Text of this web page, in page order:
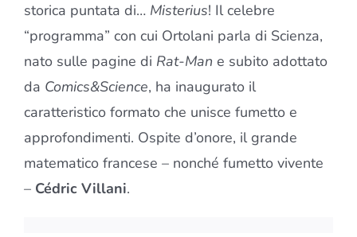
storica puntata di… Misterius! Il celebre
“programma” con cui Ortolani parla di Scienza,
nato sulle pagine di Rat-Man e subito adottato
da Comics&Science, ha inaugurato il
caratteristico formato che unisce fumetto e
approfondimenti. Ospite d’onore, il grande
matematico francese – nonché fumetto vivente
– Cédric Villani.